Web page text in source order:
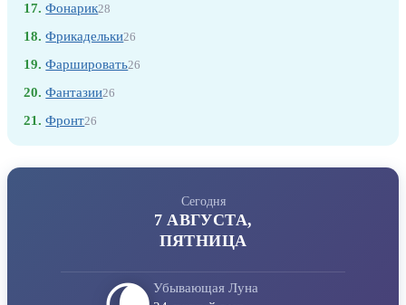
17. Фонарик28
18. Фрикадельки26
19. Фаршировать26
20. Фантазии26
21. Фронт26
Сегодня
7 АВГУСТА,
ПЯТНИЦА
Убывающая Луна